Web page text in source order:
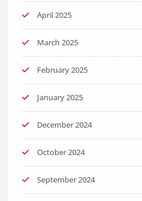
April 2025
March 2025
February 2025
January 2025
December 2024
October 2024
September 2024